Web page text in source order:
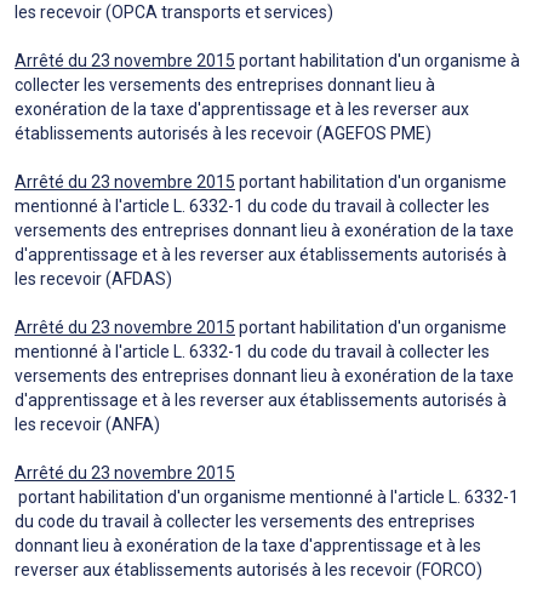
les recevoir (OPCA transports et services)
Arrêté du 23 novembre 2015 portant habilitation d'un organisme à
collecter les versements des entreprises donnant lieu à
exonération de la taxe d'apprentissage et à les reverser aux
établissements autorisés à les recevoir (AGEFOS PME)
Arrêté du 23 novembre 2015 portant habilitation d'un organisme
mentionné à l'article L. 6332-1 du code du travail à collecter les
versements des entreprises donnant lieu à exonération de la taxe
d'apprentissage et à les reverser aux établissements autorisés à
les recevoir (AFDAS)
Arrêté du 23 novembre 2015 portant habilitation d'un organisme
mentionné à l'article L. 6332-1 du code du travail à collecter les
versements des entreprises donnant lieu à exonération de la taxe
d'apprentissage et à les reverser aux établissements autorisés à
les recevoir (ANFA)
Arrêté du 23 novembre 2015
portant habilitation d'un organisme mentionné à l'article L. 6332-1
du code du travail à collecter les versements des entreprises
donnant lieu à exonération de la taxe d'apprentissage et à les
reverser aux établissements autorisés à les recevoir (FORCO)